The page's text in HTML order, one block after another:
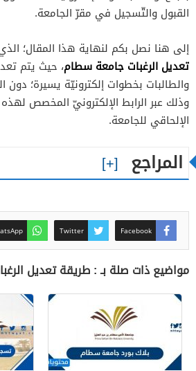
القبول والتّسجيل في مقرّ الجامعة.
إلى هنا نصل بكم لنهاية هذا المقال؛
تعديل الرغبات جامعة سطام، حيث يتم
والطالبات بخطوات إلكترونيّة يسيرة؛ دون
وذلك عبر الرابط الإلكترونيّ المخصص لهذه
الإلحاقي للجامعة.
المراجع
Facebook
Twitter
مواضيع ذات صلة بـ : طريقة تعديل